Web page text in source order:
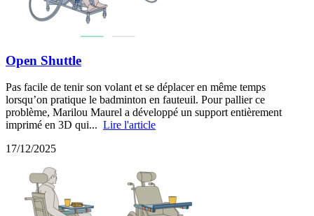
Open Shuttle
Pas facile de tenir son volant et se déplacer en même temps
lorsqu’on pratique le badminton en fauteuil. Pour pallier ce
problème, Marilou Maurel a développé un support entièrement
imprimé en 3D qui... Lire l'article
17/12/2025